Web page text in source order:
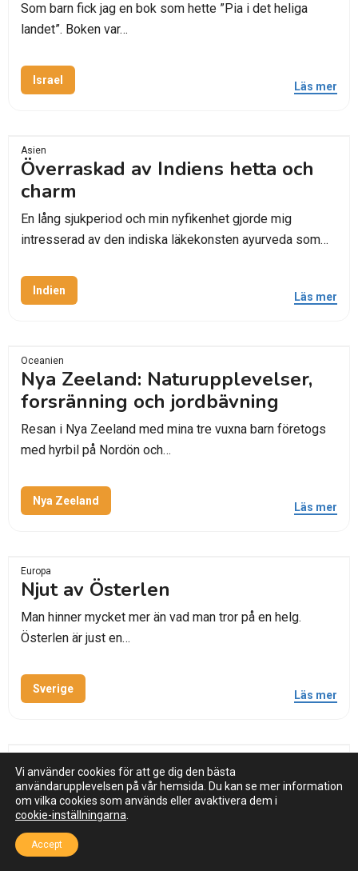
Som barn fick jag en bok som hette ”Pia i det heliga
landet”. Boken var…
Israel Läs mer
Asien
Överraskad av Indiens hetta och
charm
En lång sjukperiod och min nyfikenhet gjorde mig
intresserad av den indiska läkekonsten ayurveda som…
Indien Läs mer
Oceanien
Nya Zeeland: Naturupplevelser,
forsränning och jordbävning
Resan i Nya Zeeland med mina tre vuxna barn företogs
med hyrbil på Nordön och…
Nya Zeeland Läs mer
Europa
Njut av Österlen
Man hinner mycket mer än vad man tror på en helg.
Österlen är just en…
Sverige Läs mer
Nerja - Det bästa av solkusten
Mellan det blågröna, glittrande havet och bergskedjorna
ligger denna lilla pärla. Det sägs att kustvägen…
Vi använder cookies för att ge dig den bästa
användarupplevelsen på vår hemsida. Du kan se mer information
om vilka cookies som används eller avaktivera dem i
cookie-inställningarna
Accept